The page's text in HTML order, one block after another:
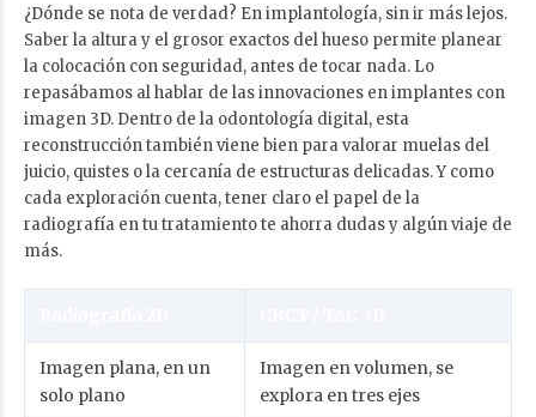
¿Dónde se nota de verdad? En implantología, sin ir más lejos.
Saber la altura y el grosor exactos del hueso permite planear
la colocación con seguridad, antes de tocar nada. Lo
repasábamos al hablar de lasinnovaciones en implantes con
imagen 3D. Dentro de la odontología digital, esta
reconstrucción también viene bien para valorar muelas del
juicio, quistes o la cercanía de estructuras delicadas. Y como
cada exploración cuenta, tener claro el papel de la
radiografía en tu tratamientote ahorra dudas y algún viaje de
más.
Imagen plana, en un
solo plano
Imagen en volumen, se
explora en tres ejes